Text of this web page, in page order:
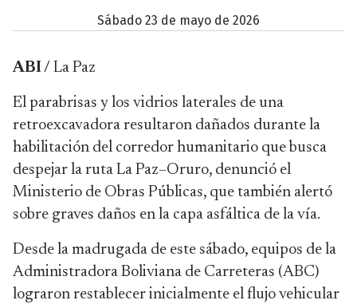
sábado 23 de mayo de 2026
ABI / La Paz
El parabrisas y los vidrios laterales de una
retroexcavadora resultaron dañados durante la
habilitación del corredor humanitario que busca
despejar la ruta La Paz–Oruro, denunció el
Ministerio de Obras Públicas, que también alertó
sobre graves daños en la capa asfáltica de la vía.
Desde la madrugada de este sábado, equipos de la
Administradora Boliviana de Carreteras (ABC)
lograron restablecer inicialmente el flujo vehicular